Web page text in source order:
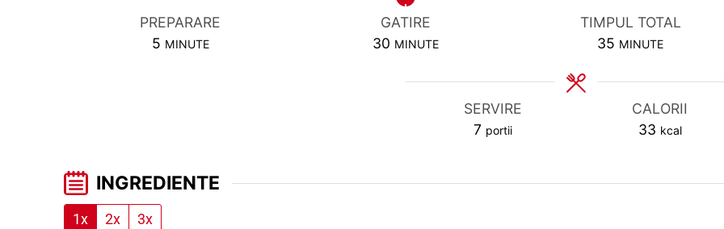
PREPARARE
5MINUTES
MINUTE
GATIRE
30MINUTES
MINUTE
TIMPUL TOTAL
35 MINUTES
MINUTE
SERVIRE
7 portii
CALORII
33 kcal
INGREDIENTE
1x 2x 3x